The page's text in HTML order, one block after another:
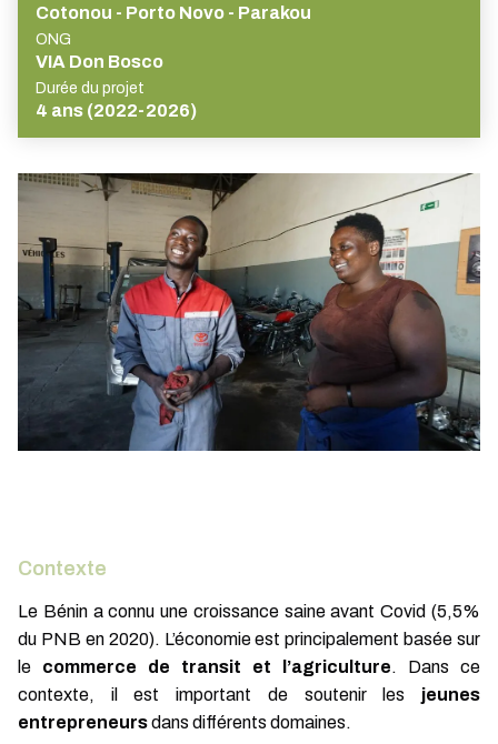
Cotonou - Porto Novo - Parakou
ONG
VIA Don Bosco
Durée du projet
4 ans (2022-2026)
Contexte
Le Bénin a connu une croissance saine avant Covid (5,5%
du PNB en 2020). L’économie est principalement basée sur
le commerce de transit et l’agriculture. Dans ce
contexte, il est important de soutenir les jeunes
entrepreneursdans différents domaines.